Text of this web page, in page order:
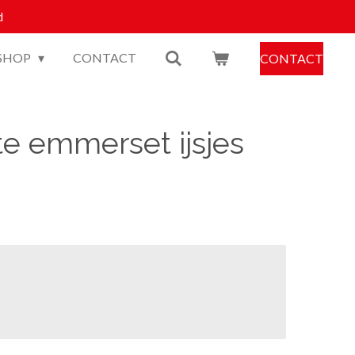
CONTACT CONTACT
emmerset ijsjes